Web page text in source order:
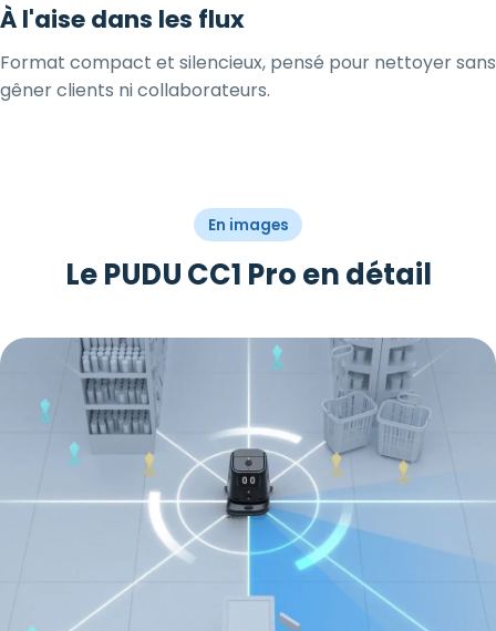
À l'aise dans les flux
Format compact et silencieux, pensé pour nettoyer sans
gêner clients ni collaborateurs.
En images
Le PUDU CC1 Pro en détail